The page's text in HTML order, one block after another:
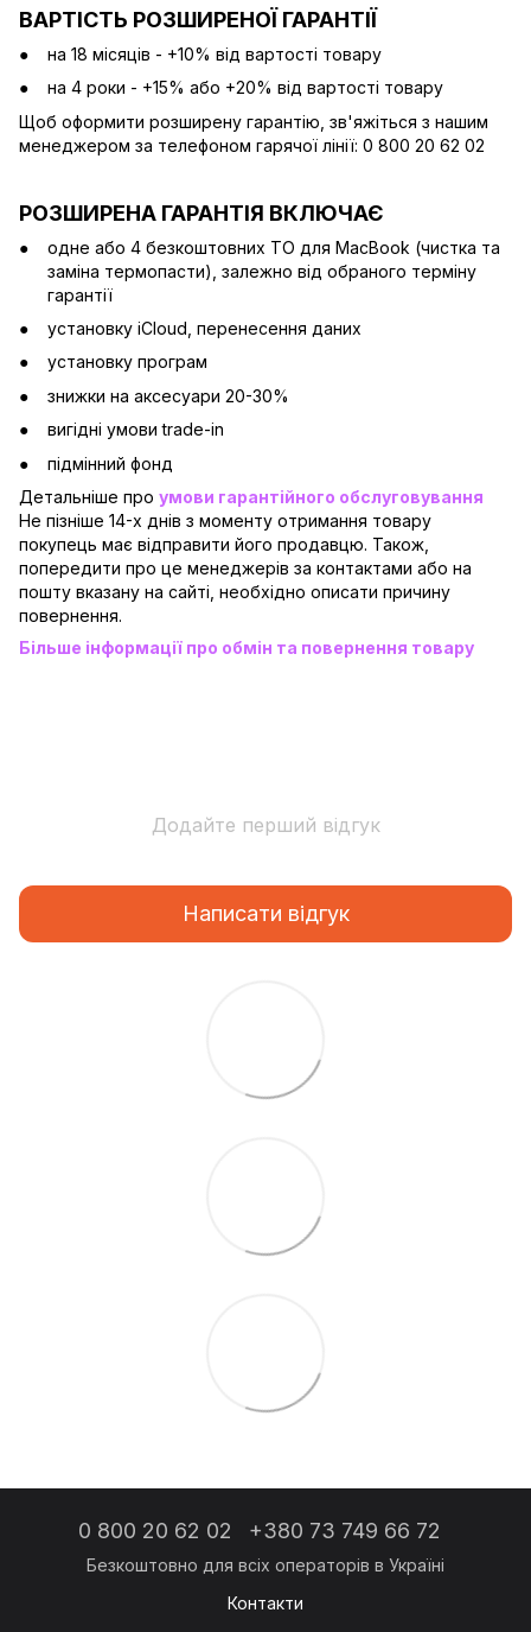
ВАРТІСТЬ РОЗШИРЕНОЇ ГАРАНТІЇ
на 18 місяців - +10% від вартості товару
на 4 роки - +15% або +20% від вартості товару
Щоб оформити розширену гарантію, зв'яжіться з нашим
менеджером за телефоном гарячої лінії: 0 800 20 62 02
РОЗШИРЕНА ГАРАНТІЯ ВКЛЮЧАЄ
одне або 4 безкоштовних ТО для MacBook (чистка та
заміна термопасти), залежно від обраного терміну
гарантії
установку iCloud, перенесення даних
установку програм
знижки на аксесуари 20-30%
вигідні умови trade-in
підмінний фонд
Детальніше про умови гарантійного обслуговування
Не пізніше 14-х днів з моменту отримання товару
покупець має відправити його продавцю. Також,
попередити про це менеджерів за контактами або на
пошту вказану на сайті, необхідно описати причину
повернення.
Більше інформації про обмін та повернення товару
Додайте перший відгук
Написати відгук
0 800 20 62 02 +380 73 749 66 72
Контакти